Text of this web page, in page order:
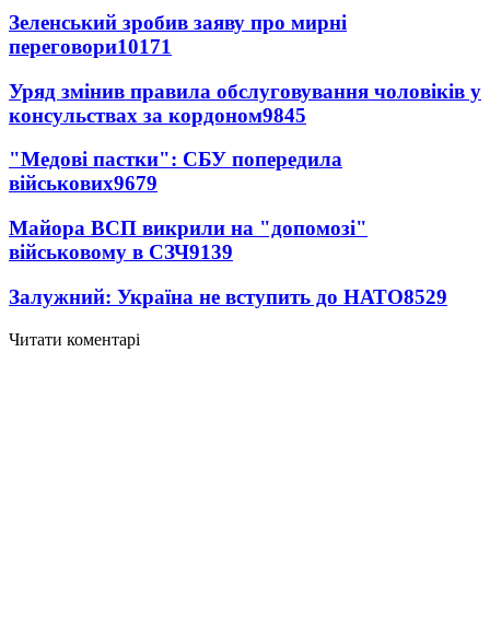
Зеленський зробив заяву про мирні
переговори10171
Уряд змінив правила обслуговування чоловіків у
консульствах за кордоном9845
"Медові пастки": СБУ попередила
військових9679
Майора ВСП викрили на "допомозі"
військовому в СЗЧ9139
Залужний: Україна не вступить до НАТО8529
Читати коментарі